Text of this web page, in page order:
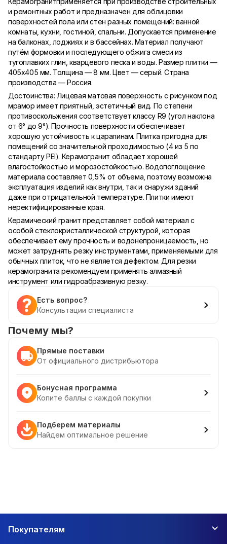
и ремонтных работ и предназначен для облицовки
поверхностей пола или стен разных помещений: ванной
комнаты, кухни, гостиной, спальни. Допускается применение
на балконах, лоджиях и в бассейнах. Материал получают
путём формовки и последующего обжига смеси из
тугоплавких глин, кварцевого песка и воды. Размер плитки —
405х405 мм. Толщина — 8 мм. Цвет — серый. Страна
производства — Россия.
Достоинства: Лицевая матовая поверхность с рисунком под
мрамор имеет приятный, эстетичный вид. По степени
противоскольжения соответствует классу R9 (угол наклона
от 6° до 9°). Прочность поверхности обеспечивает
хорошую устойчивость к царапинам. Плитка пригодна для
помещений со значительной проходимостью (4 из 5 по
стандарту PEI). Керамогранит обладает хорошей
влагостойкостью и морозостойкостью. Водопоглощение
материала составляет 0,5% от объема, поэтому возможна
эксплуатация изделий как внутри, так и снаружи зданий
даже при отрицательной температуре. Плитки имеют
неректифицированные края.
Керамический гранит представляет собой материал с
особой стеклокристаллической структурой, которая
обеспечивает ему прочность и водонепроницаемость, но
может затруднять резку инструментами, применяемыми для
обычных плиток, что не является дефектом. Для резки
керамогранита рекомендуем применять алмазный
инструмент или гидроабразивную резку.
Есть вопрос?
Консультации специалиста
Почему мы?
Прямые поставки
От официального дистрибьютора
Бонусная программа
Копите баллы с каждой покупки
Подберем материалы
Найдем оптимальное решение
Покупателям